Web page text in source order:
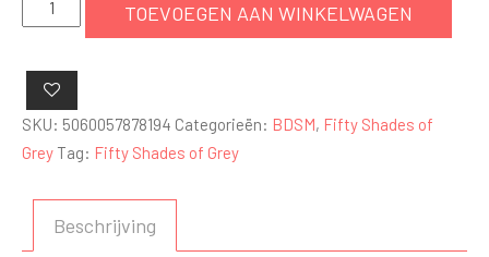
clitoris
tinten
grijs
TOEVOEGEN AAN WINKELWAGEN
SKU: 5060057878194 Categorieën: BDSM, Fifty Shades of
Grey Tag: Fifty Shades of Grey
Beschrijving